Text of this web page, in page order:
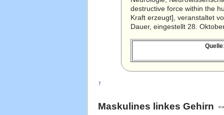
destructive force within the
Kraft erzeugt], veranstaltet
Dauer, eingestellt 28.
Quelle
↑
Maskulines linkes Gehirn